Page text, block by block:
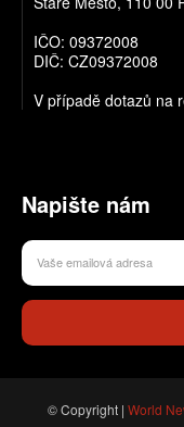
IČO: 09372008
DIČ: CZ09372008
V případě dotazů na
Napište nám
© Copyright | World